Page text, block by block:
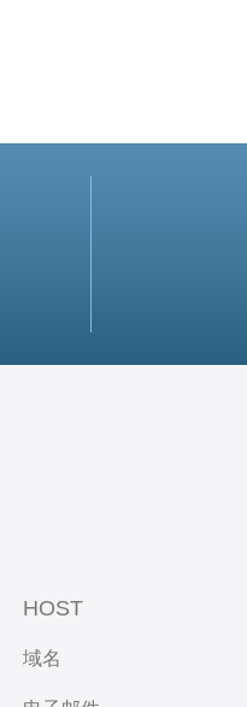
HOST
域名